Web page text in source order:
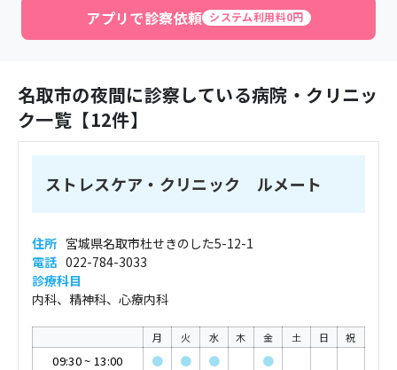
アプリで診察依頼 システム利用料0円
名取市の夜間に診察している病院・クリニッ
ク一覧【12件】
ストレスケア・クリニック ルメート
住所 宮城県名取市杜せきのした5-12-1
電話 022-784-3033
診療科目
内科、精神科、心療内科
月 火 水 木 金 土 日 祝
09:30~ 13:00 ● ● ●
●